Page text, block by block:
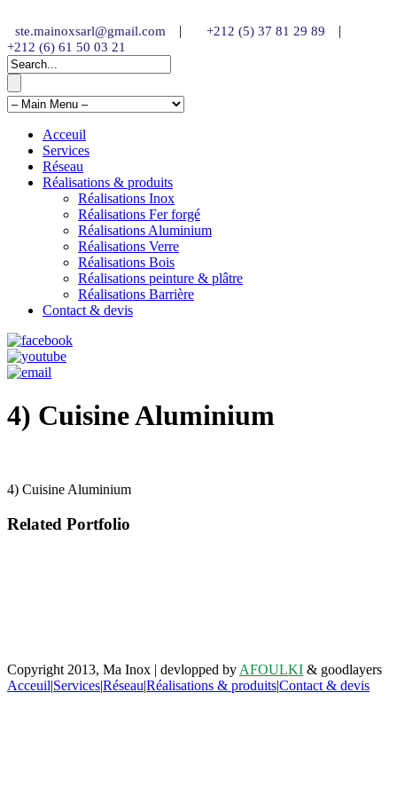
ste.mainoxsarl@gmail.com | +212 (5) 37 81 29 89 |
+212 (6) 61 50 03 21
Acceuil
Services
Réseau
Réalisations & produits
Réalisations Inox
Réalisations Fer forgé
Réalisations Aluminium
Réalisations Verre
Réalisations Bois
Réalisations peinture & plâtre
Réalisations Barrière
Contact & devis
4) Cuisine Aluminium
4) Cuisine Aluminium
Related Portfolio
Copyright 2013, Ma Inox | devlopped by AFOULKI & goodlayers
Acceuil|Services|Réseau|Réalisations & produits|Contact & devis